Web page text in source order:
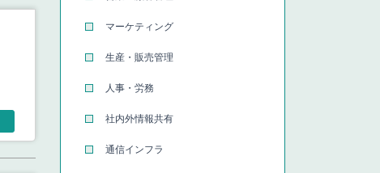
マーケティング
生産・販売管理
人事・労務
社内外情報共有
通信インフラ